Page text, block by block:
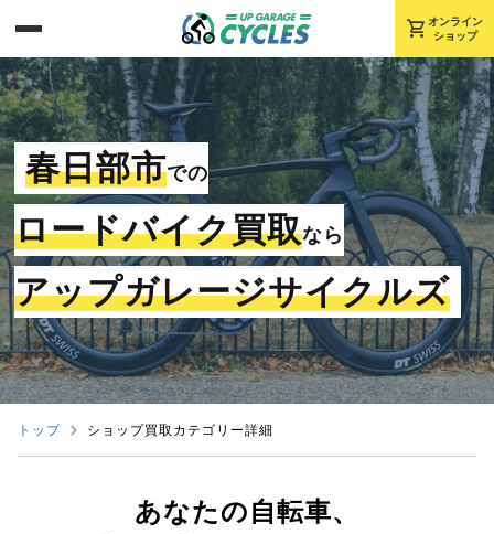
shopping_cart オンライン
ショップ
春日部市での
ロードバイク買取なら
アップガレージサイクルズ
トップ ショップ買取カテゴリー詳細
あなたの自転車、